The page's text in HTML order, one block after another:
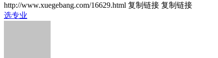
http://www.xuegebang.com/16629.html 复制链接 复制链接
选专业